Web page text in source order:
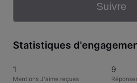
Suivre
Statistiques
1
Mentions J'aime reçues
9